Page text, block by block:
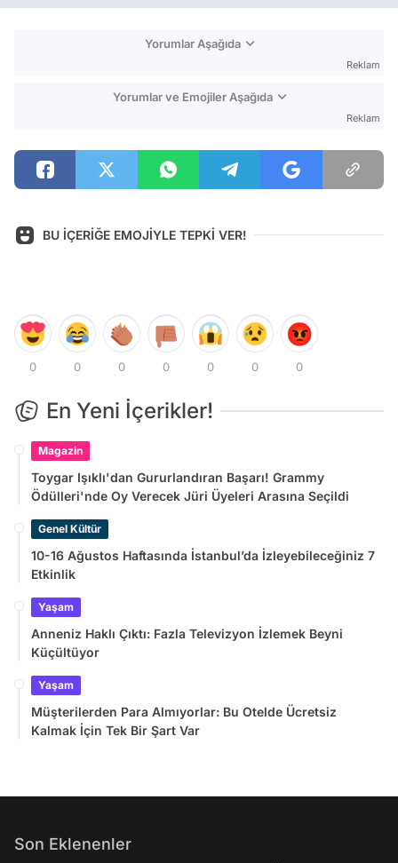
Yorumlar Aşağıda
Reklam
Yorumlar ve Emojiler Aşağıda
Reklam
BU İÇERİĞE EMOJİYLE TEPKİ VER!
0 0 0 0 0 0 0
En Yeni İçerikler!
Magazin
Toygar Işıklı'dan Gururlandıran Başarı! Grammy
Ödülleri'nde Oy Verecek Jüri Üyeleri Arasına Seçildi
Genel Kültür
10-16 Ağustos Haftasında İstanbul’da İzleyebileceğiniz 7
Etkinlik
Yaşam
Anneniz Haklı Çıktı: Fazla Televizyon İzlemek Beyni
Küçültüyor
Yaşam
Müşterilerden Para Almıyorlar: Bu Otelde Ücretsiz
Kalmak İçin Tek Bir Şart Var
Son Eklenenler